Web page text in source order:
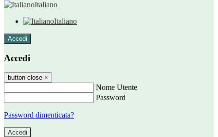
Italiano
Italiano
Accedi
Accedi
button close ×
Nome Utente
Password
Password dimenticata?